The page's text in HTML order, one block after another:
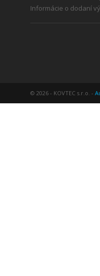
Informácie o dodaní
© 2026 - KOVTEC s.r.o. -